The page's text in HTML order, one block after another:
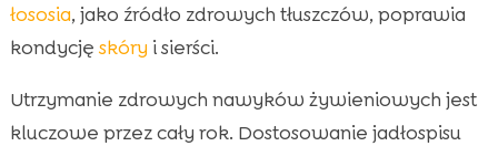
łososia, jako źródło zdrowych tłuszczów, poprawia
kondycję skóry i sierści.
Utrzymanie zdrowych nawyków żywieniowych jest
kluczowe przez cały rok. Dostosowanie jadłospisu